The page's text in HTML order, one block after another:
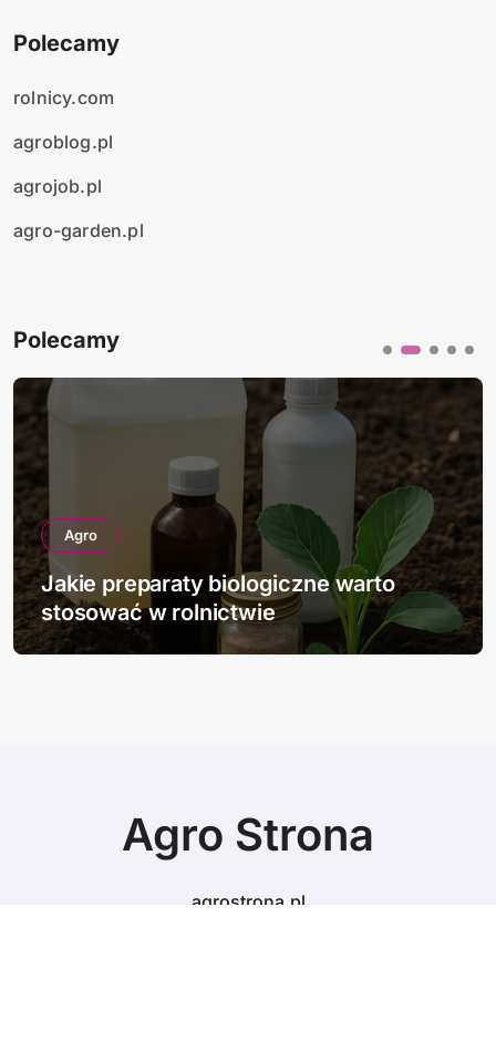
Polecamy
rolnicy.com
agroblog.pl
agrojob.pl
agro-garden.pl
Polecamy
Agro
Jakie preparaty biologiczne warto
stosować w rolnictwie
Agro Strona
agrostrona.pl